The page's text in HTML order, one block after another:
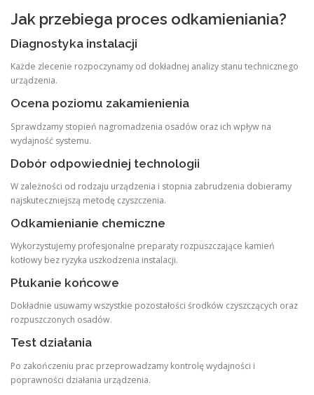
Jak przebiega proces odkamieniania?
Diagnostyka instalacji
Każde zlecenie rozpoczynamy od dokładnej analizy stanu technicznego
urządzenia.
Ocena poziomu zakamienienia
Sprawdzamy stopień nagromadzenia osadów oraz ich wpływ na
wydajność systemu.
Dobór odpowiedniej technologii
W zależności od rodzaju urządzenia i stopnia zabrudzenia dobieramy
najskuteczniejszą metodę czyszczenia.
Odkamienianie chemiczne
Wykorzystujemy profesjonalne preparaty rozpuszczające kamień
kotłowy bez ryzyka uszkodzenia instalacji.
Płukanie końcowe
Dokładnie usuwamy wszystkie pozostałości środków czyszczących oraz
rozpuszczonych osadów.
Test działania
Po zakończeniu prac przeprowadzamy kontrolę wydajności i
poprawności działania urządzenia.